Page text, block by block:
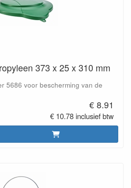
373 x 25 x 310 mm
5686 voor bescherming van de
€ 8.91
€ 10.78 inclusief btw